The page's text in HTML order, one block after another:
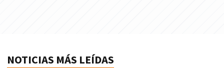
NOTICIAS MÁS LEÍDAS